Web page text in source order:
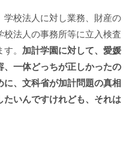
校法人に対し業務、財産の
法人の事務所等に立入検査
。 加計学園に対して、愛媛
一体どっちが正しかったの
、文科省が加計問題の真相
いんですけれども、それは